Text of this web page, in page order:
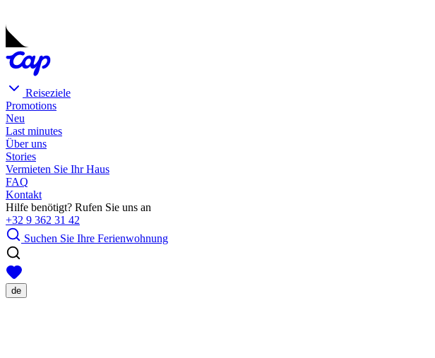
Reiseziele
Promotions
Neu
Last minutes
Über uns
Stories
Vermieten Sie Ihr Haus
FAQ
Kontakt
Hilfe benötigt? Rufen Sie uns an
+32 9 362 31 42
Suchen Sie Ihre Ferienwohnung
de